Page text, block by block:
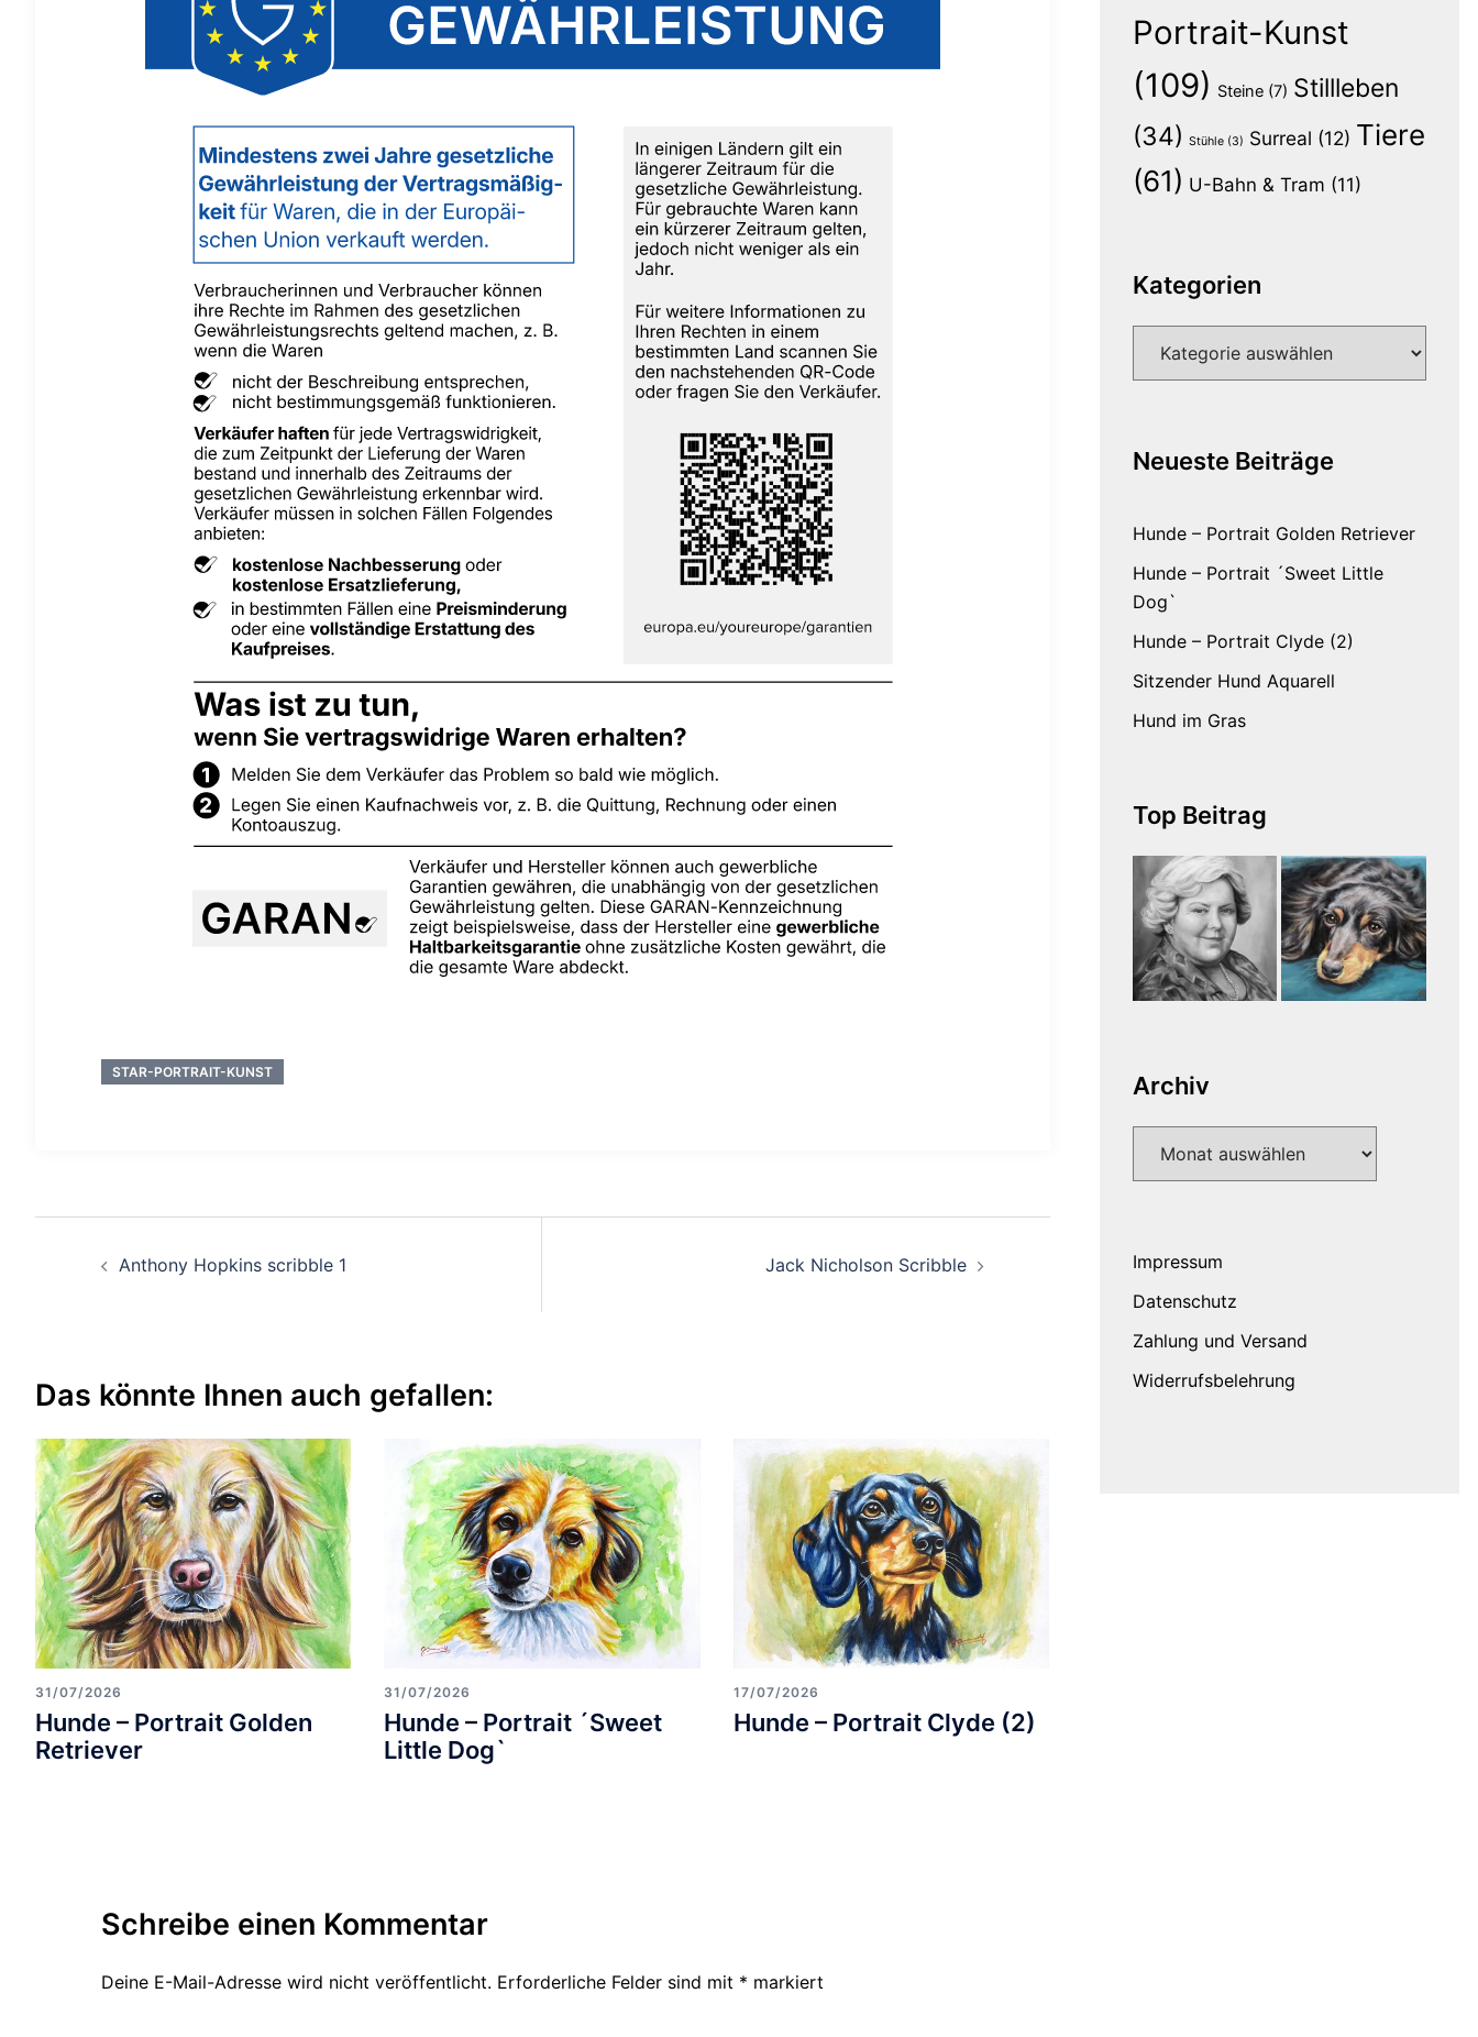
STAR-PORTRAIT-KUNST
Anthony Hopkins scribble 1 Jack Nicholson Scribble
Das könnte Ihnen auch gefallen:
31/07/2026
Hunde – Portrait Golden
Retriever
31/07/2026
Hunde – Portrait ´Sweet
Little Dog`
17/07/2026
Hunde – Portrait Clyde (2)
Schreibe einen Kommentar
Deine E-Mail-Adresse wird nicht veröffentlicht. Erforderliche Felder sind mit * markiert
Portrait-Kunst
(109) Steine(7) Stillleben
(34) Stühle(3) Surreal (12) Tiere
(61) U-Bahn & Tram (11)
Kategorien
Neueste Beiträge
Hunde – Portrait Golden Retriever
Hunde – Portrait ´Sweet Little
Dog`
Hunde – Portrait Clyde (2)
Sitzender Hund Aquarell
Hund im Gras
Top Beitrag
Archiv
Impressum
Datenschutz
Zahlung und Versand
Widerrufsbelehrung